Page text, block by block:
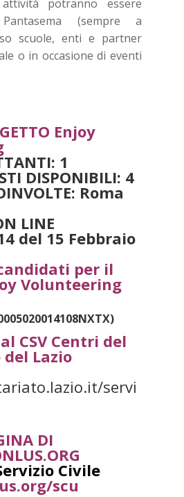
potranno essere
(sempre a
scuole, enti e partner
o in occasione di eventi
Enjoy
1
DISPONIBILI: 4
Roma
LINE
del 15 Febbraio
per il
Volunteering
CSV Centri del
Lazio
servi
DI
Civile
scu